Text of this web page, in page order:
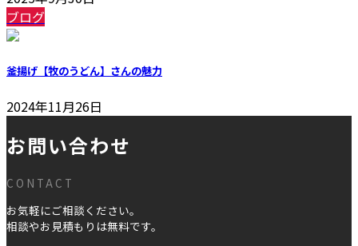
ブログ
釜揚げ【牧のうどん】さんの魅力
2024年11月26日
お問い合わせ
CONTACT
お気軽にご相談ください。
相談やお見積もりは無料です。